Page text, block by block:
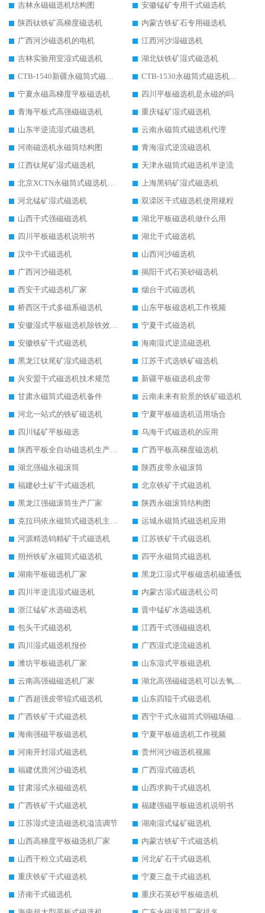
吉林永磁磁选机结构图
安徽锰矿专用干式磁选机
陕西钛铁矿高梯度磁选机
内蒙古铁矿石专用磁选机
广西河沙磁选机的电机
江西河沙湿磁选机
吉林实验用室湿式磁选机
湖北钛铁矿湿式磁选机
CTB-1540新疆永磁筒式磁选机
CTB-1530永磁筒式磁选机代理商
宁夏永磁高梯度平板磁选机
四川平板磁选机是永磁的吗
青海平板式高强磁磁选机
重庆锰矿湿式磁选机
山东半逆流湿式磁选机
云南永磁筒式磁选机代理
河南磁选机永磁筒结构图
青海湿式逆流磁选机
江西钛尾矿湿式磁选机
天津永磁筒式磁选机半逆流
北京XCTN永磁筒式磁选机磁块位置
上海黑钨矿湿式磁选机
河北锰矿湿式磁选机
双滦区干式磁选机使用规程
山西干式强磁磁选机
湖北平板磁选机做什么用
四川平板磁选机说明书
湖北干式磁选机
汉中干式磁选机
山西河沙磁选机
广西河沙磁选机
揭阳干式石英砂磁选机
西安干式磁选机厂家
烟台干式磁选机
桥西区干式多磁系磁选机
山东平板磁选机工作视频
安徽湿式平板磁选机除铁效果怎么样
宁夏干式磁选机
安徽铁矿干式磁选机
海南湿式逆流磁选机
黑龙江钛尾矿湿式磁选机
江苏干式选铁矿磁选机
兴安盟干式磁选机技术规范
新疆平板磁选机皮带
甘肃永磁筒式磁选机备件
云南未来有前景的铁矿磁选机
河北一站式的铁矿磁选机
宁夏平板磁选机适用场合
四川锰矿平板磁选
乌海干式磁选机的应用
陕西平板全自动磁选机生产厂家
广西平板高梯度磁选机
湖北强磁永磁滚筒
陕西皮带永磁滚筒
福建砂土矿干式磁选机
北京铁矿干式磁选机
黑龙江强磁滚筒生产厂家
陕西永磁滚筒结构图
克拉玛依永磁筒式磁选机主要技术参数
运城永磁筒式磁选机应用
河源精选钨精矿干式磁选机
江苏铁矿干式磁选机
朔州铁矿永磁筒式磁选机
四平永磁筒式磁选机
湖南平板磁选机厂家
黑龙江湿式平板磁选机磁通低
四川半逆流湿式磁选机
内蒙古湿式磁选机公司
浙江锰矿水选磁选机
晋中锰矿水选磁选机
包头干式磁选机
江西干式强磁磁选机
四川湿式磁选机报价
广西湿式逆流磁选机
潍坊平板磁选机厂家
山东湿式平板磁选机
云南高强磁磁选机厂家
湖北高强磁磁选机可以去氧化铝
广西超强皮带辊式磁选机
山东四辊干式磁选机
广西铁矿干式磁选机
西宁干式永磁筒式弱磁场磁选机结构图
海南强磁平板磁选机
宁夏平板磁选机工作视频
河南开封湿式磁选机
贵州河沙磁选机视频
福建优质河沙磁选机
广西湿式磁选机
甘肃湿式永磁磁选机
山西求购干式磁选机
广西铁矿干式磁选机
福建强磁平板磁选机说明书
江苏湿式逆流磁选机溢流调节
湖南湿式锰矿磁选机
山西高梯度平板磁选机厂家
内蒙古铁矿干式磁选机
山西干粉立式磁选机
河北矿石干式磁选机
重庆铁矿干式磁选机
宁夏三盘干式磁选机
济南干式磁选机
重庆石英砂平板磁选机